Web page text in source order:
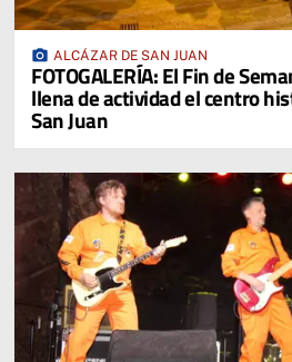
photo_camera ALCÁZAR DE SAN JUAN
FOTOGALERÍA: El Fin de
llena de actividad el centro
San Juan